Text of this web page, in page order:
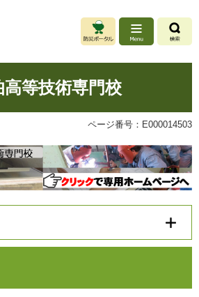
等技術専門校
ページ番号：E000014503